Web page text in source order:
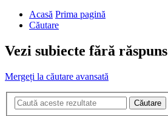
Acasă Prima pagină
Căutare
Vezi subiecte fără răspuns
Mergeți la căutare avansată
Căutare